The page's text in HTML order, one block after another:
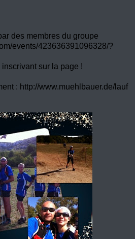
des membres du groupe
events/423636391096328/?
sur la page !
: http://www.muehlbauer.de/lauf